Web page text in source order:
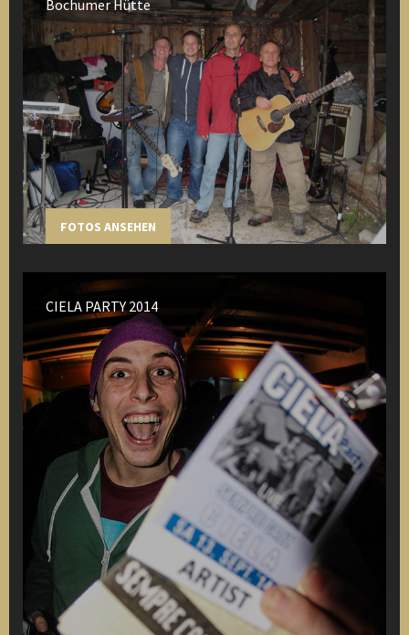
Bochumer Hütte
FOTOS ANSEHEN
CIELA PARTY 2014